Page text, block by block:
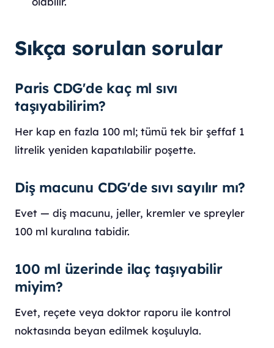
Sıkça sorulan sorular
Paris CDG'de kaç ml sıvı
taşıyabilirim?
Her kap en fazla 100 ml; tümü tek bir şeffaf 1
litrelik yeniden kapatılabilir poşette.
Diş macunu CDG'de sıvı sayılır mı?
Evet — diş macunu, jeller, kremler ve spreyler
100 ml kuralına tabidir.
100 ml üzerinde ilaç taşıyabilir
miyim?
Evet, reçete veya doktor raporu ile kontrol
noktasında beyan edilmek koşuluyla.